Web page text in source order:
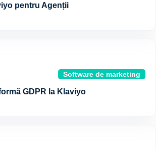
pentru Agenții
Software de marketing
GDPR la Klaviyo